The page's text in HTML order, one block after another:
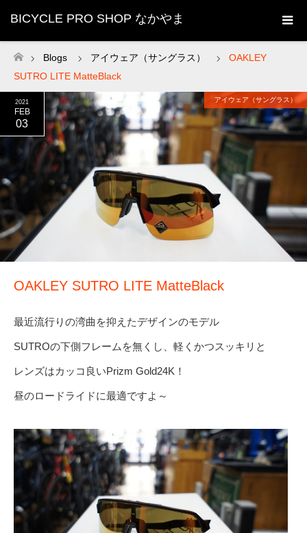
BICYCLE PRO SHOP なかやま
ホーム
Blogs アイウェア（サングラス）
OAKLEY
SUTRO LITE MatteBlack
2021
FEB
03
アイウェア（サングラス）
OAKLEY SUTRO LITE MatteBlack
最近流行りの湾曲を抑えたデザインのモデル
SUTROの下側フレームを無くし、軽くかつスッキリと
レンズはカッコ良いPrizm Gold24K！
昼のロードライドに最適ですよ～